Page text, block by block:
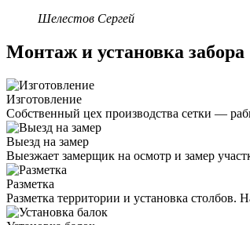
Шелестов Сергей
Монтаж и установка забора
Изготовление
Собственный цех производства сетки —
Выезд на замер
Выезжает замерщик на осмотр и замер
Разметка
Разметка территории и установка